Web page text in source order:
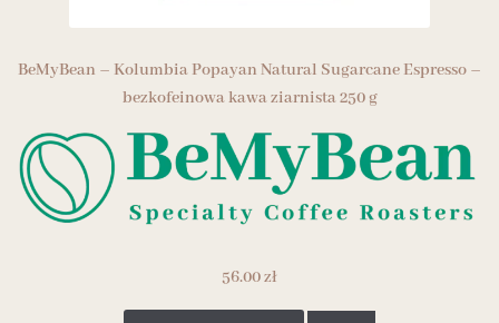
BeMyBean – Kolumbia Popayan Natural Sugarcane Espresso –
bezkofeinowa kawa ziarnista 250 g
56.00zł